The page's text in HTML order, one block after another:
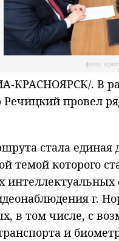
фото:
. В
провел
стала
темой которого
г.
в том числе, с
и